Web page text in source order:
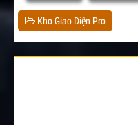
Kho Giao Diện Pro